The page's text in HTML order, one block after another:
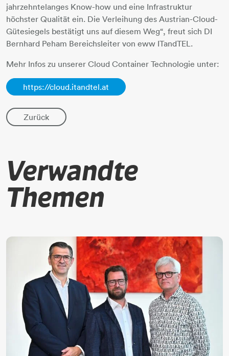
jahrzehntelanges Know-how und eine Infrastruktur
höchster Qualität ein. Die Verleihung des Austrian-Cloud-
Gütesiegels bestätigt uns auf diesem Weg“, freut sich DI
Bernhard Peham Bereichsleiter von eww ITandTEL.
Mehr Infos zu unserer Cloud Container Technologie unter:
https://cloud.itandtel.at
Zurück
Verwandte
Themen